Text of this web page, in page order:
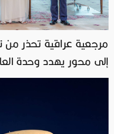
مرجعية عراقية تحذر
إلى محور يهدد وحدة